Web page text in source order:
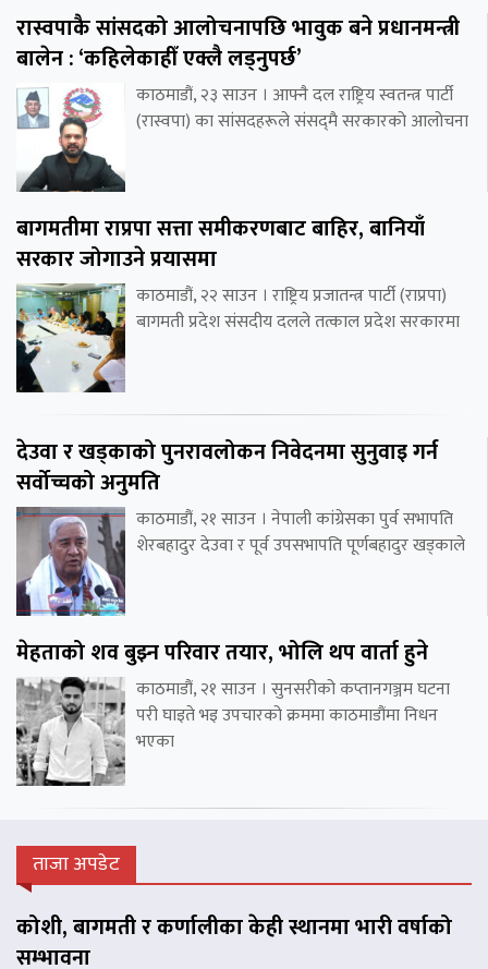
रास्वपाकै सांसदको आलोचनापछि भावुक बने प्रधानमन्त्री
बालेन : ‘कहिलेकाहीँ एक्लै लड्नुपर्छ’
काठमाडौं, २३ साउन । आफ्नै दल राष्ट्रिय स्वतन्त्र पार्टी
(रास्वपा) का सांसदहरूले संसद्‌मै सरकारको आलोचना
बागमतीमा राप्रपा सत्ता समीकरणबाट बाहिर, बानियाँ
सरकार जोगाउने प्रयासमा
काठमाडौं, २२ साउन । राष्ट्रिय प्रजातन्त्र पार्टी (राप्रपा)
बागमती प्रदेश संसदीय दलले तत्काल प्रदेश सरकारमा
देउवा र खड्काको पुनरावलोकन निवेदनमा सुनुवाइ गर्न
सर्वोच्चको अनुमति
काठमाडौं, २१ साउन । नेपाली कांग्रेसका पुर्व सभापति
शेरबहादुर देउवा र पूर्व उपसभापति पूर्णबहादुर खड्काले
मेहताको शव बुझ्न परिवार तयार, भोलि थप वार्ता हुने
काठमाडौं, २१ साउन । सुनसरीको कप्तानगञ्जम घटना
परी घाइते भइ उपचारको क्रममा काठमाडौंमा निधन
भएका
ताजा अपडेट
कोशी, बागमती र कर्णालीका केही स्थानमा भारी वर्षाको
सम्भावना